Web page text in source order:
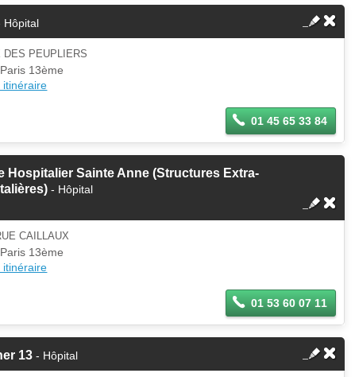
Hôpital
DES PEUPLIERS
13ème
itinéraire
01 45 65 33 84
Hospitalier Sainte Anne (Structures Extra-
- Hôpital
CAILLAUX
13ème
itinéraire
01 53 60 07 11
13 - Hôpital